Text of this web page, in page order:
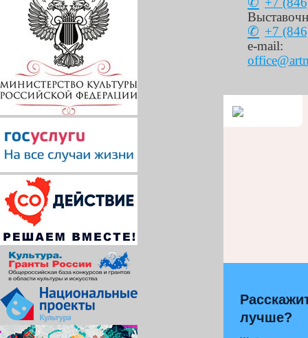
+7
e-mail:
лучше?